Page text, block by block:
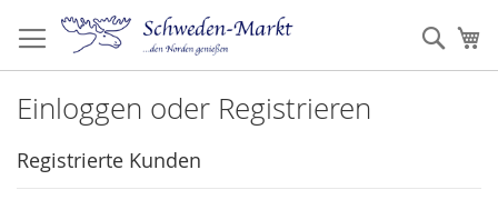
Inhalt
springen
Einloggen oder Registrieren
Registrierte Kunden